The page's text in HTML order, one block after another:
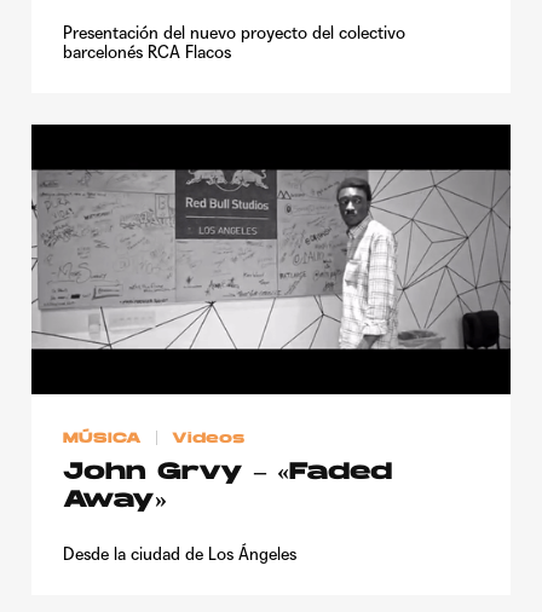
Presentación del nuevo proyecto del colectivo
barcelonés RCA Flacos
MÚSICA Videos
John Grvy – «Faded
Away»
Desde la ciudad de Los Ángeles